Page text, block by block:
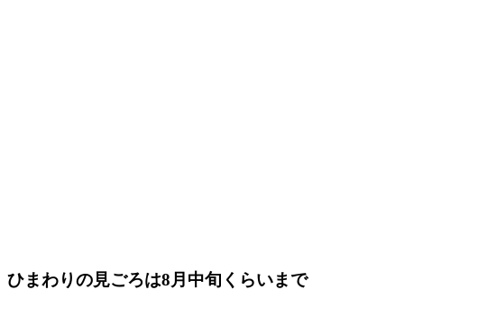
ひまわりの見ごろは8月中旬くらいまで